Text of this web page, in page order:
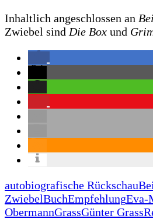
Inhaltlich angeschlossen an
Zwiebel sind Die Box und
autobiografische Rückschau
ZwiebelBuchEmpfehlungEva-
ObermannGrassGünter Grass